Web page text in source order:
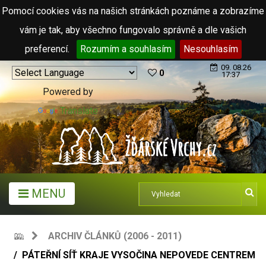
Pomocí cookies vás na našich stránkách poznáme a zobrazíme
vám je tak, aby všechno fungovalo správně a dle vašich
preferencí.
Rozumím a souhlasím Nesouhlasím
Powered by
Translate
0
09. 08.26
17:37
MENU
ARCHIV ČLÁNKŮ (2006 - 2011)
PÁTEŘNÍ SÍŤ KRAJE VYSOČINA NEPOVEDE CENTREM